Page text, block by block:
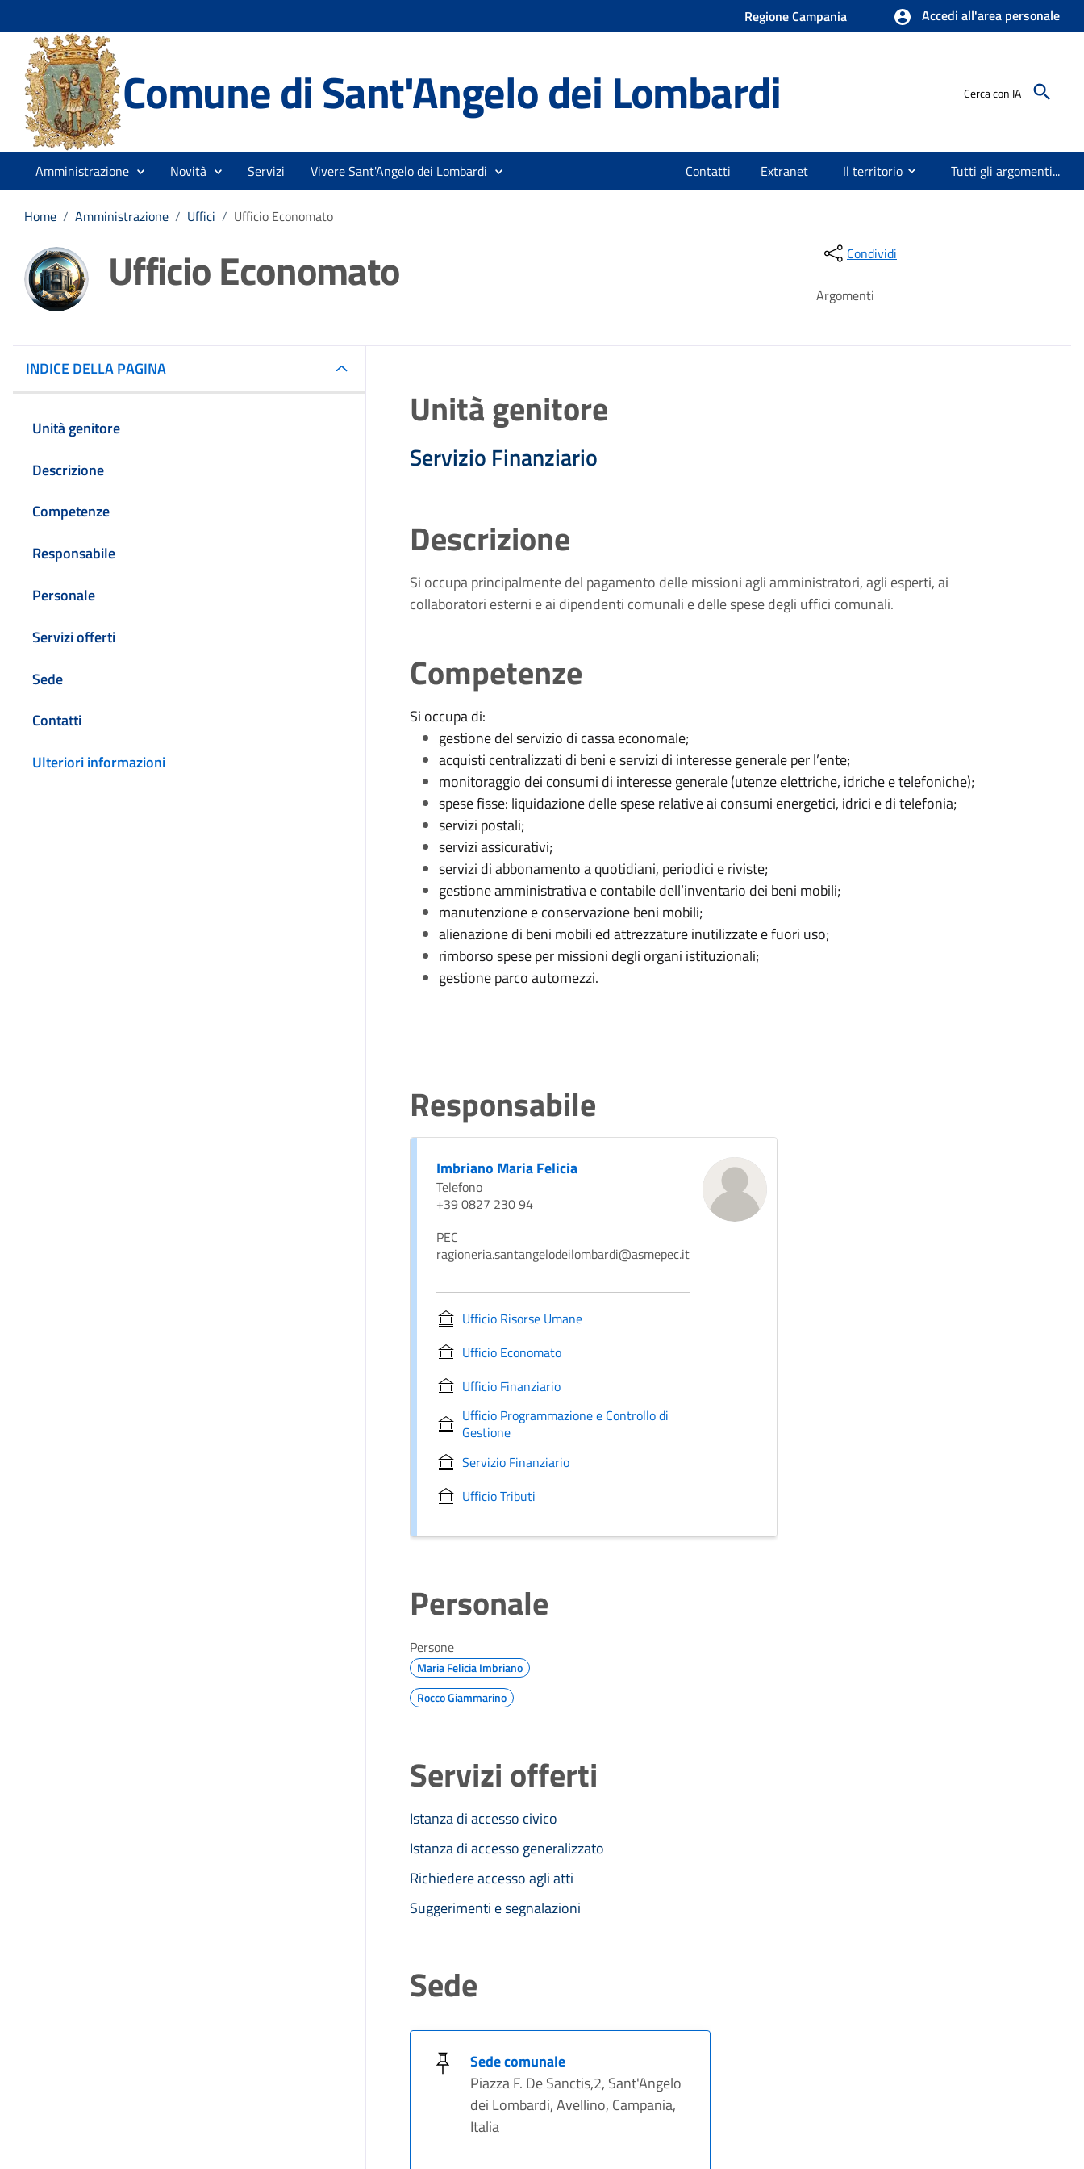
Regione Campania Accedi all'area personale
Comune di Sant'Angelo dei Lombardi Cerca con IA
Amministrazione Novità Servizi Vivere Sant'Angelo dei Lombardi Contatti Extranet Il territorio Tutti gli argomenti...
Home / Amministrazione / Uffici / Ufficio Economato
Ufficio Economato Condividi
Argomenti
INDICE DELLA PAGINA
Unità genitore
Descrizione
Competenze
Responsabile
Personale
Servizi offerti
Sede
Contatti
Ulteriori informazioni
Unità genitore
Servizio Finanziario
Descrizione
Si occupa principalmente del pagamento delle missioni agli amministratori, agli esperti, ai
collaboratori esterni e ai dipendenti comunali e delle spese degli uffici comunali.
Competenze
Si occupa di:
gestione del servizio di cassa economale;
acquisti centralizzati di beni e servizi di interesse generale per l’ente;
monitoraggio dei consumi di interesse generale (utenze elettriche, idriche e telefoniche);
spese fisse: liquidazione delle spese relative ai consumi energetici, idrici e di telefonia;
servizi postali;
servizi assicurativi;
servizi di abbonamento a quotidiani, periodici e riviste;
gestione amministrativa e contabile dell’inventario dei beni mobili;
manutenzione e conservazione beni mobili;
alienazione di beni mobili ed attrezzature inutilizzate e fuori uso;
rimborso spese per missioni degli organi istituzionali;
gestione parco automezzi.
Responsabile
Imbriano Maria Felicia
Telefono
+39 0827 230 94
PEC
ragioneria.santangelodeilombardi@asmepec.it
Ufficio Risorse Umane
Ufficio Economato
Ufficio Finanziario
Ufficio Programmazione e Controllo di
Gestione
Servizio Finanziario
Ufficio Tributi
Personale
Persone
Maria Felicia Imbriano
Rocco Giammarino
Servizi offerti
Istanza di accesso civico
Istanza di accesso generalizzato
Richiedere accesso agli atti
Suggerimenti e segnalazioni
Sede
Sede comunale
Piazza F. De Sanctis,2, Sant'Angelo
dei Lombardi, Avellino, Campania,
Italia